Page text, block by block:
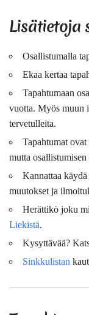
Lisätietoja
Osallistumalla
Ekaa kertaa
Tapahtumaan
vuotta. Myös muun
tervetulleita.
Tapahtumat
mutta
Kannattaa
muutokset ja
Herättikö joku
Liekistä.
Kysyttävää?
Sinkkulistan